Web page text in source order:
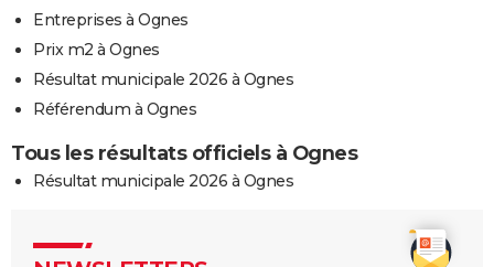
Entreprises à Ognes
Prix m2 à Ognes
Résultat municipale 2026 à Ognes
Référendum à Ognes
Tous les résultats officiels à Ognes
Résultat municipale 2026 à Ognes